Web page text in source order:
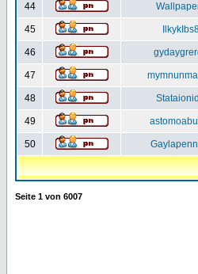
44
45
46
47
48
49
50
Seite 1 von 6007